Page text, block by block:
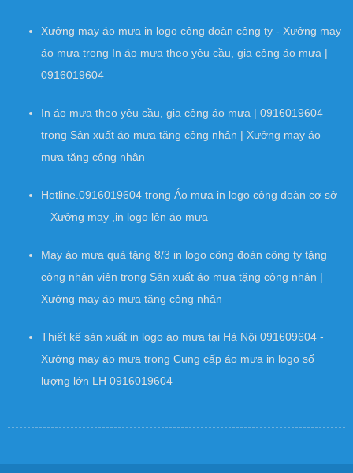
Xưởng may áo mưa in logo công đoàn công ty - Xưởng may
áo mưa trong In áo mưa theo yêu cầu, gia công áo mưa |
0916019604
In áo mưa theo yêu cầu, gia công áo mưa | 0916019604
trong Sản xuất áo mưa tặng công nhân | Xưởng may áo
mưa tặng công nhân
Hotline.0916019604 trong Áo mưa in logo công đoàn cơ sở
– Xưởng may ,in logo lên áo mưa
May áo mưa quà tặng 8/3 in logo công đoàn công ty tặng
công nhân viên trong Sản xuất áo mưa tặng công nhân |
Xưởng may áo mưa tặng công nhân
Thiết kế sản xuất in logo áo mưa tại Hà Nội 091609604 -
Xưởng may áo mưa trong Cung cấp áo mưa in logo số
lượng lớn LH 0916019604